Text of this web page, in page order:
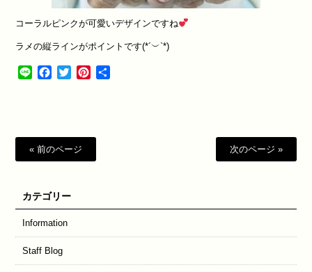
コーラルピンクが可愛いデザインですね
ラメの縦ラインがポイントです(*´︶`*)
Line Facebook
TwitterPinterest
« 前のページ 次のページ »
カテゴリー
Information
Staff Blog